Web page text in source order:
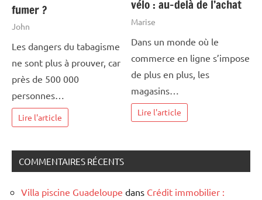
fumer ?
John
Les dangers du tabagisme
ne sont plus à prouver, car
près de 500 000
personnes…
Lire l'article
vélo : au-delà de l’achat
Marise
Dans un monde où le
commerce en ligne s’impose
de plus en plus, les
magasins…
Lire l'article
COMMENTAIRES RÉCENTS
Villa piscine Guadeloupe dans Crédit immobilier :